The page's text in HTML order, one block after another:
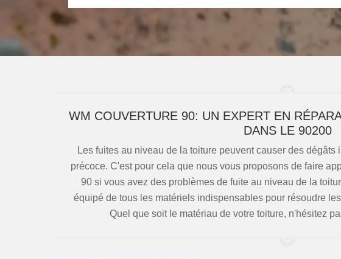
WM COUVERTURE 90: UN EXPERT EN
DANS LE 90200
Les fuites au niveau de la toiture peuvent causer des
précoce. C'est pour cela que nous vous proposons de faire
90 si vous avez des problèmes de fuite au niveau de la
équipé de tous les matériels indispensables pour résoudre
Quel que soit le matériau de votre toiture, n'hésitez